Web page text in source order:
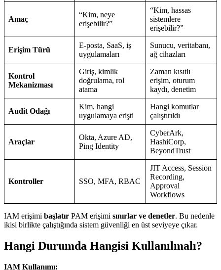
Amaç
“Kim, neye
erişebilir?”
“Kim, hassas
sistemlere
erişebilir?”
Erişim Türü
E-posta, SaaS, iş
uygulamaları
Sunucu, veritabanı,
ağ cihazları
Kontrol
Mekanizması
Giriş, kimlik
doğrulama, rol
atama
Zaman kısıtlı
erişim, oturum
kaydı, denetim
Audit Odağı
Kim, hangi
uygulamaya erişti
Hangi komutlar
çalıştırıldı
Araçlar
Okta, Azure AD,
Ping Identity
CyberArk,
HashiCorp,
BeyondTrust
Kontroller SSO, MFA, RBAC
JIT Access, Session
Recording,
Approval
Workflows
IAM erişimi başlatır PAM erişimi sınırlar ve denetler. Bu nedenle
ikisi birlikte çalıştığında sistem güvenliği en üst seviyeye çıkar.
Hangi Durumda Hangisi Kullanılmalı?
IAM Kullanımı: